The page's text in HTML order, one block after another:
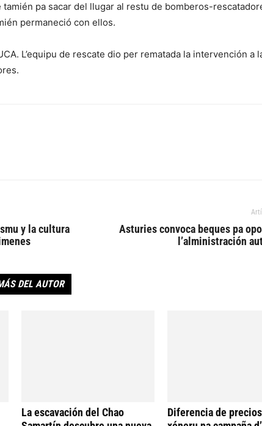
pa sacar del llugar al restu de bomberos-
permaneció con ellos.
L’equipu de rescate dio per rematada la intervención a
y la cultura
Asturies convoca beques pa
l’alministración
DEL AUTOR
La escavación del Chao
Diferencia de